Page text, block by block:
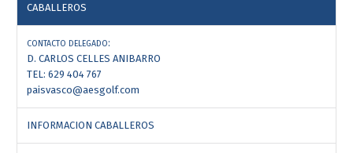
CABALLEROS
CONTACTO DELEGADO:
D. CARLOS CELLES ANIBARRO
TEL: 629 404 767
paisvasco@aesgolf.com
INFORMACION CABALLEROS